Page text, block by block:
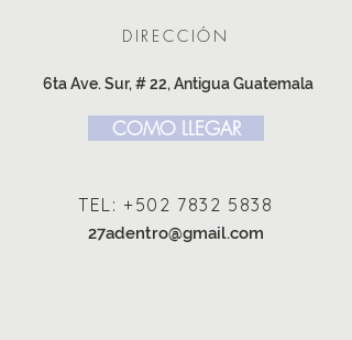
DIRECCIÓN
6ta Ave. Sur, # 22, Antigua Guatemala
COMO LLEGAR
TEL: +502 7832 5838
27adentro@gmail.com